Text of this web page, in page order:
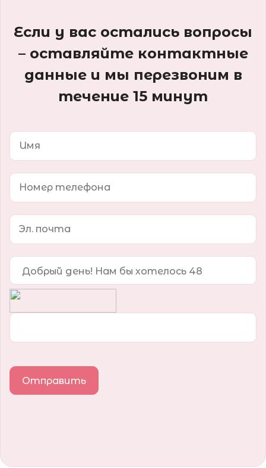
Если у вас остались вопросы
– оставляйте контактные
данные и мы перезвоним в
течение 15 минут